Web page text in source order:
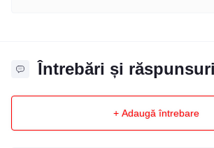
Întrebări și răspunsuri
+ Adaugă întrebare